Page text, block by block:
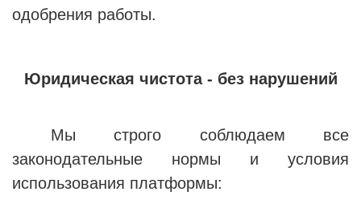
одобрения работы.
Юридическая чистота - без нарушений
Мы строго соблюдаем все
законодательные нормы и условия
использования платформы: